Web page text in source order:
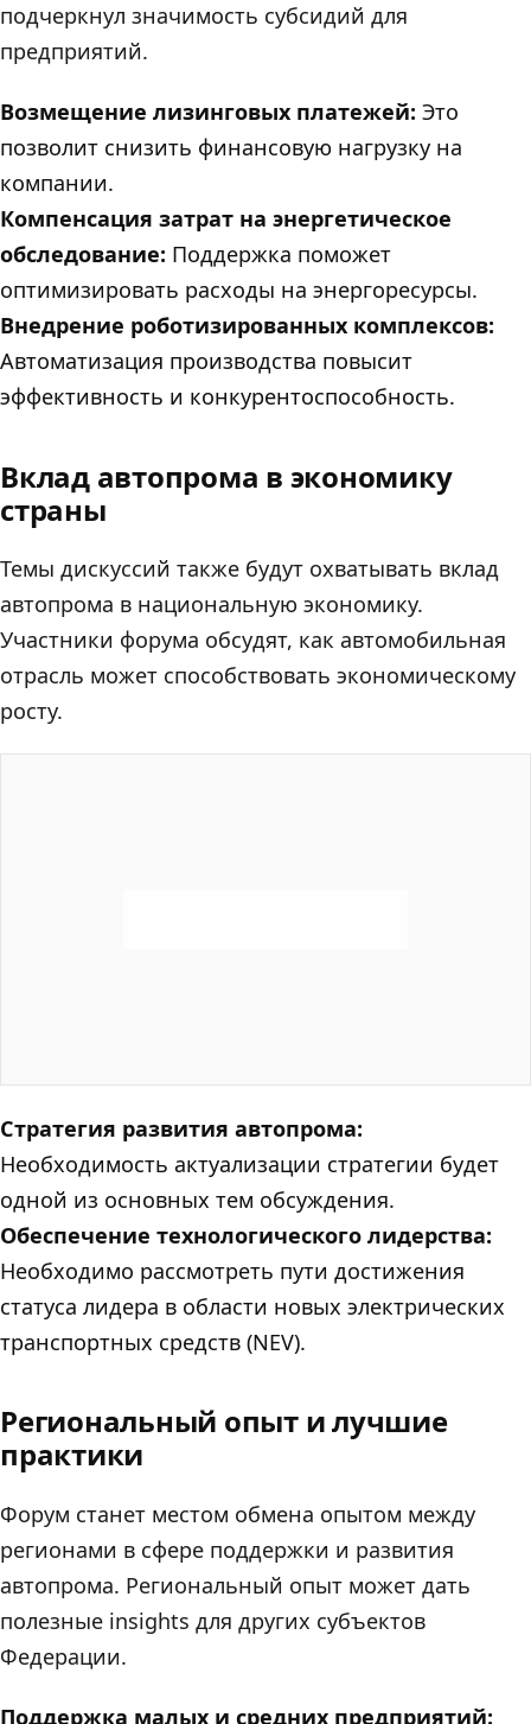
подчеркнул значимость субсидий для
предприятий.
Возмещение лизинговых платежей: Это
позволит снизить финансовую нагрузку на
компании.
Компенсация затрат на энергетическое
обследование: Поддержка поможет
оптимизировать расходы на энергоресурсы.
Внедрение роботизированных комплексов:
Автоматизация производства повысит
эффективность и конкурентоспособность.
Вклад автопрома в экономику
страны
Темы дискуссий также будут охватывать вклад
автопрома в национальную экономику.
Участники форума обсудят, как автомобильная
отрасль может способствовать экономическому
росту.
Стратегия развития автопрома:
Необходимость актуализации стратегии будет
одной из основных тем обсуждения.
Обеспечение технологического лидерства:
Необходимо рассмотреть пути достижения
статуса лидера в области новых электрических
транспортных средств (NEV).
Региональный опыт и лучшие
практики
Форум станет местом обмена опытом между
регионами в сфере поддержки и развития
автопрома. Региональный опыт может дать
полезные insights для других субъектов
Федерации.
Поддержка малых и средних предприятий: